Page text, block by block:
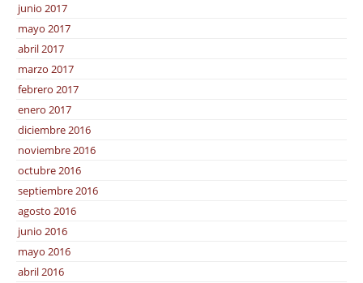
junio 2017
mayo 2017
abril 2017
marzo 2017
febrero 2017
enero 2017
diciembre 2016
noviembre 2016
octubre 2016
septiembre 2016
agosto 2016
junio 2016
mayo 2016
abril 2016